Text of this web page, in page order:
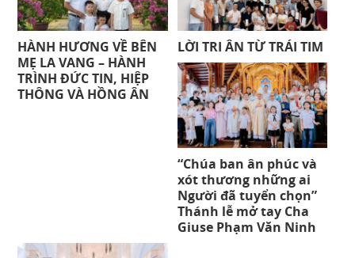
HÀNH HƯƠNG VỀ BÊN
MẸ LA VANG – HÀNH
TRÌNH ĐỨC TIN, HIỆP
THÔNG VÀ HỒNG ÂN
LỜI TRI ÂN TỪ TRÁI TIM
“Chúa ban ân phúc và
xót thương những ai
Người đã tuyển chọn”
Thánh lễ mở tay Cha
Giuse Phạm Văn Ninh